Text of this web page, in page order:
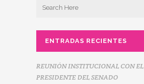
ENTRADAS RECIENTES
REUNIÓN INSTITUCIONAL CON EL
PRESIDENTE DEL SENADO